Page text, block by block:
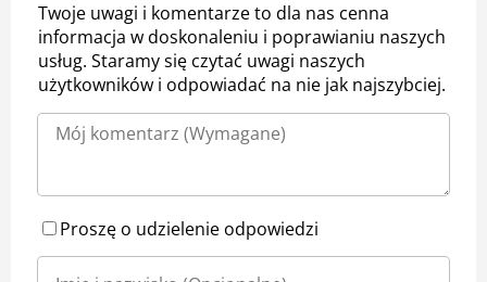
Twoje uwagi i komentarze to dla nas cenna
informacja w doskonaleniu i poprawianiu naszych
usług. Staramy się czytać uwagi naszych
użytkowników i odpowiadać na nie jak najszybciej.
Proszę o udzielenie odpowiedzi